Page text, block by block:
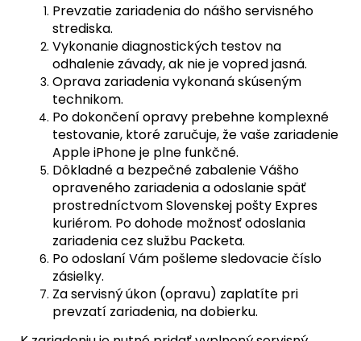
Prevzatie zariadenia do nášho servisného
strediska.
Vykonanie diagnostických testov na
odhalenie závady, ak nie je vopred jasná.
Oprava zariadenia vykonaná skúseným
technikom.
Po dokončení opravy prebehne komplexné
testovanie, ktoré zaručuje, že vaše zariadenie
Apple iPhone je plne funkčné.
Dôkladné a bezpečné zabalenie Vášho
opraveného zariadenia a odoslanie späť
prostredníctvom Slovenskej pošty Expres
kuriérom. Po dohode možnosť odoslania
zariadenia cez službu Packeta.
Po odoslaní Vám pošleme sledovacie číslo
zásielky.
Za servisný úkon (opravu) zaplatíte pri
prevzatí zariadenia, na dobierku.